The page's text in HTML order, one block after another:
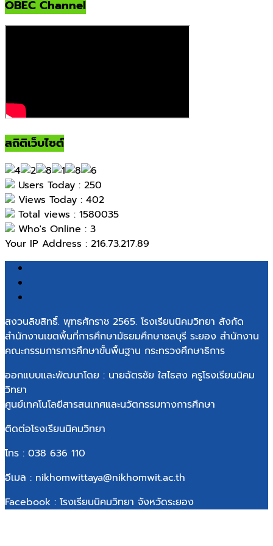
OBEC Channel
สถิติเว็บไซต์
Users Today : 250
Views Today : 402
Total views : 1580035
Who's Online : 3
Your IP Address : 216.73.217.89
สงวนลิขสิทธิ์. พุทธศักราช 2565. โรงเรียนนิคมวิทยา สังกัด
สำนักงานเขตพื้นที่การศึกษามัธยมศึกษาชลบุรี ระยอง สำนักงาน
คณะกรรมการการศึกษาขั้นพื้นฐาน กระทรวงศึกษาธิการ
ออกแบบและพัฒนาโดย : นายฉัตรชัย ใสไธสง ครูโรงเรียนนิคม
วิทยา
ศูนย์เทคโนโลยีสารสนเทศและนวัตกรรมทางการศึกษา
ติดต่อโรงเรียนนิคมวิทยา
โทร : 038 636 110
อีเมล : nikhomwittaya@nikhomwit.ac.th
Facebook : โรงเรียนนิคมวิทยา จังหวัดระยอง